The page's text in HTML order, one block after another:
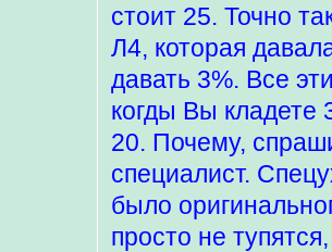
стоит 25. Точно
Л4, которая
давать 3%. Все
когды Вы кладете
20. Почему,
специалист.
было
просто не